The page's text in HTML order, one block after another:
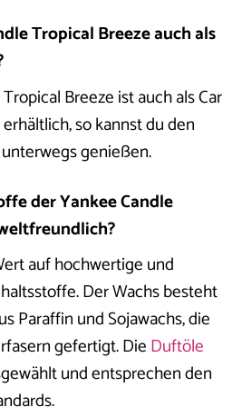
Tropical Breeze auch als
Breeze ist auch als Car
erhältlich, so kannst du den
genießen.
der Yankee Candle
auf hochwertige und
Der Wachs besteht
Paraffin und Sojawachs, die
gefertigt. DieDuftöle
und entsprechen den